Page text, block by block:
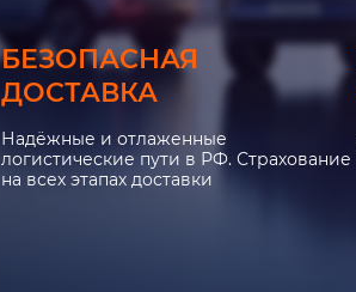
БЕЗОПАСНАЯ
ДОСТАВКА
Надёжные и отлаженные
логистические пути в РФ. Страхование
на всех этапах доставки